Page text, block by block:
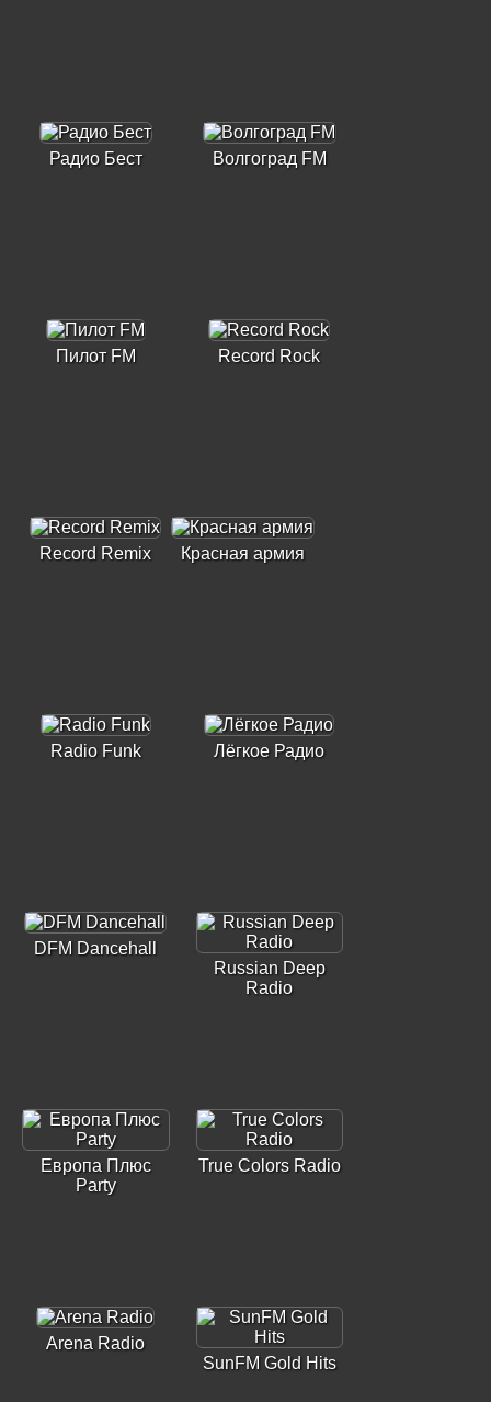
Радио Бест Волгоград FM
Пилот FM Record Rock
Record Remix Красная армия
Radio Funk Лёгкое Радио
DFM Dancehall
Russian Deep
Radio
Европа Плюс
Party
True Colors Radio
Arena Radio
SunFM Gold Hits